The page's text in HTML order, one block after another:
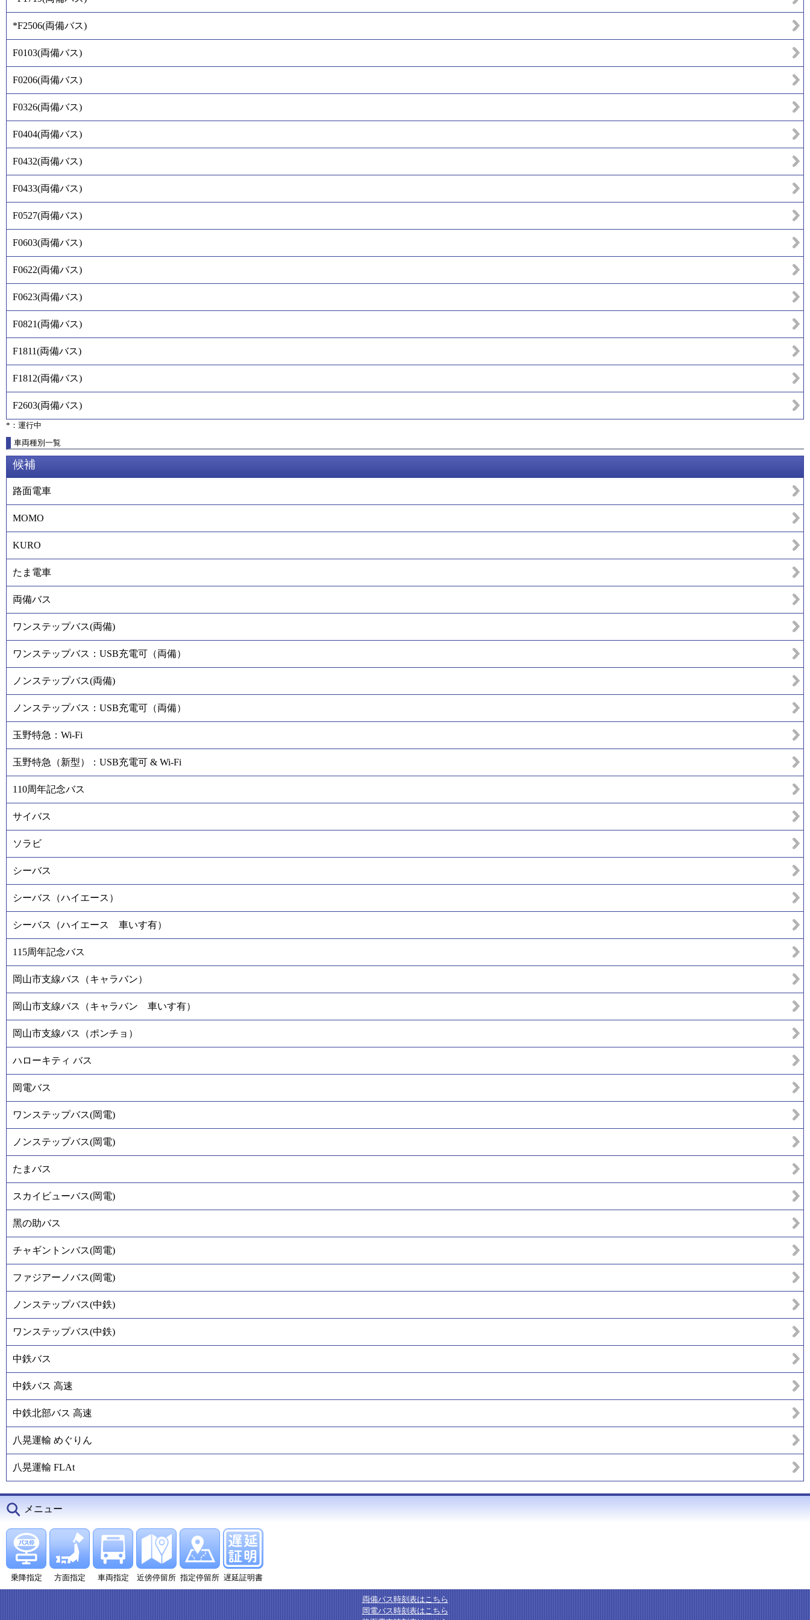
*F2506(両備バス)
F0103(両備バス)
F0206(両備バス)
F0326(両備バス)
F0404(両備バス)
F0432(両備バス)
F0433(両備バス)
F0527(両備バス)
F0603(両備バス)
F0622(両備バス)
F0623(両備バス)
F0821(両備バス)
F1811(両備バス)
F1812(両備バス)
F2603(両備バス)
*：運行中
車両種別一覧
候補
路面電車
MOMO
KURO
たま電車
両備バス
ワンステップバス(両備)
ワンステップバス：USB充電可（両備）
ノンステップバス(両備)
ノンステップバス：USB充電可（両備）
玉野特急：Wi-Fi
玉野特急（新型）：USB充電可 & Wi-Fi
110周年記念バス
サイバス
ソラビ
シーバス
シーバス（ハイエース）
シーバス（ハイエース 車いす有）
115周年記念バス
岡山市支線バス（キャラバン）
岡山市支線バス（キャラバン 車いす有）
岡山市支線バス（ポンチョ）
ハローキティ バス
岡電バス
ワンステップバス(岡電)
ノンステップバス(岡電)
たまバス
スカイビューバス(岡電)
黑の助バス
チャギントンバス(岡電)
ファジアーノバス(岡電)
ノンステップバス(中鉄)
ワンステップバス(中鉄)
中鉄バス
中鉄バス 高速
中鉄北部バス 高速
八晃運輸 めぐりん
八晃運輸 FLAt
メニュー
乗降指定 方面指定 車両指定 近傍停留所 指定停留所 遅延証明書
両備バス時刻表はこちら
岡電バス時刻表はこちら